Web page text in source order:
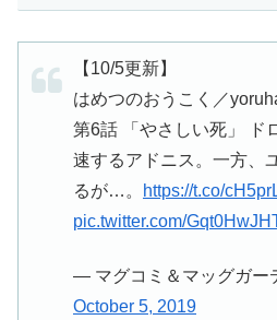
【10/5更新】
はめつのおうこく／
第6話 「やさしい死」 ド
速するアドニス。一方、
るが…。
https://t.co/
pic.twitter.com/
— マグコミ＆マッグガー
October 5, 2019